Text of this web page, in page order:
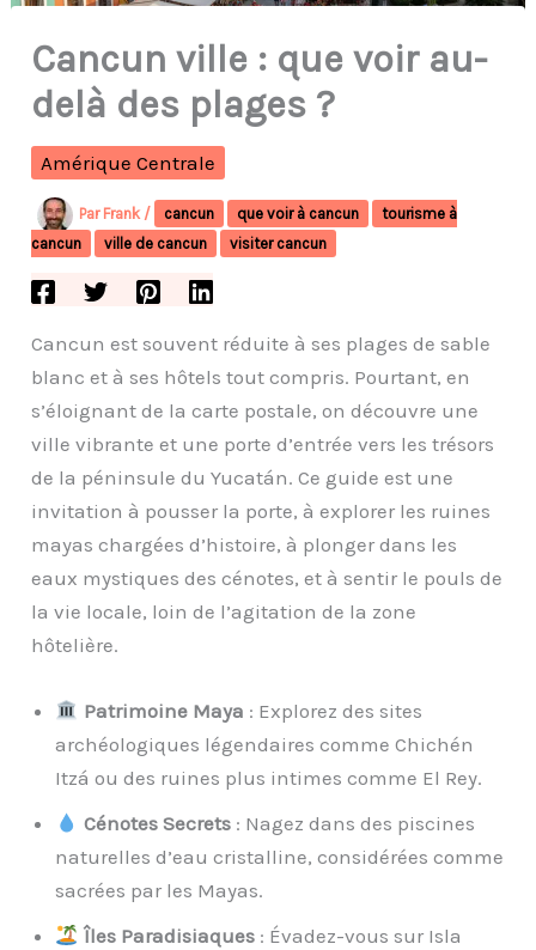
Cancun ville : que voir au-
delà des plages ?
Amérique Centrale
Par Frank / cancun que voir à cancun
tourisme à
cancun
ville de cancun visiter cancun
Cancun est souvent réduite à ses plages de sable
blanc et à ses hôtels tout compris. Pourtant, en
s’éloignant de la carte postale, on découvre une
ville vibrante et une porte d’entrée vers les trésors
de la péninsule du Yucatán. Ce guide est une
invitation à pousser la porte, à explorer les ruines
mayas chargées d’histoire, à plonger dans les
eaux mystiques des cénotes, et à sentir le pouls de
la vie locale, loin de l’agitation de la zone
hôtelière.
Patrimoine Maya : Explorez des sites
archéologiques légendaires comme Chichén
Itzá ou des ruines plus intimes comme El Rey.
Cénotes Secrets: Nagez dans des piscines
naturelles d’eau cristalline, considérées comme
sacrées par les Mayas.
Îles Paradisiaques: Évadez-vous sur Isla